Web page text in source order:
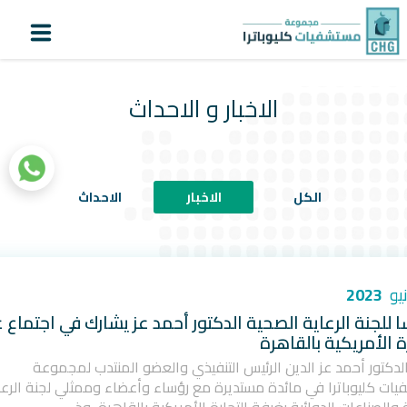
حساب
المستشفيات
التقنيات الطبية
المستثمرون
الاخبار و الاحداث
الكل الاخبار الاحداث
للجنة الرعاية الصحية الدكتور أحمد عز يشارك في
الأمريكية بالقاهرة
أحمد عز الدين الرئيس التنفيذي والعضو المنتدب لمجموعة
كليوباترا في مائدة مستديرة مع رؤساء وأعضاء وممثلي لجنة